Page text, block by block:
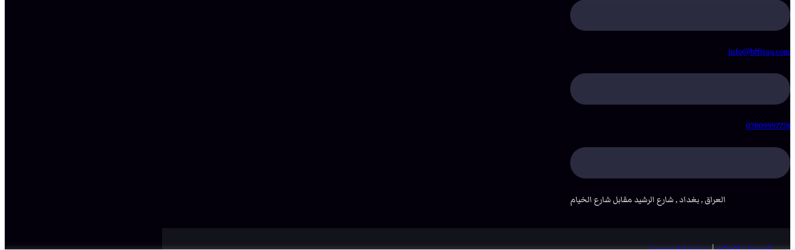
info@bffiraq.com
07809997778
العراق , بغداد , شارع الرشيد مقابل شارع الخيام